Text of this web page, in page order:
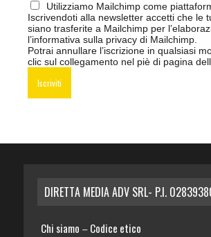
Utilizziamo Mailchimp come
Iscrivendoti alla newsletter accetti che le
siano trasferite a Mailchimp per
l’informativa sulla privacy di Mailchimp.
Potrai annullare l’iscrizione in qualsiasi
clic sul collegamento nel piè di pagina
DIRETTA MEDIA ADV SRL- P.I.
Chi siamo – Codice etico